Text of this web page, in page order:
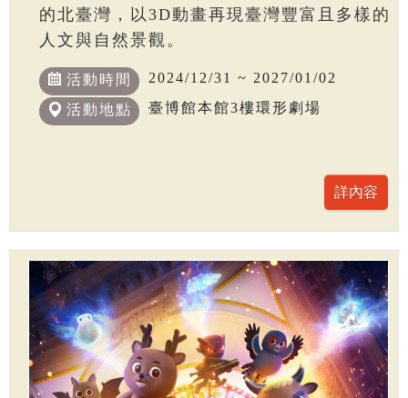
的北臺灣，以3D動畫再現臺灣豐富且多樣的
人文與自然景觀。
活動時間 2024/12/31 ~ 2027/01/02
活動地點 臺博館本館3樓環形劇場